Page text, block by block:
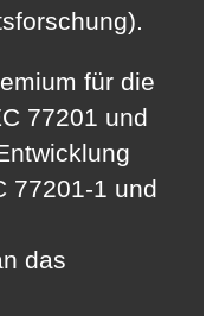
für die
77201 und
77201-1 und
das